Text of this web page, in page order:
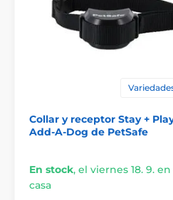
PetSafe - receptores para
para perros
Collar y receptor Stay +
Add-A-Dog de PetSafe
En stock, el viernes 18. 9. en
casa